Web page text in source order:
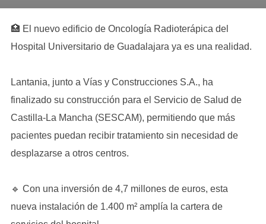
🏥 El nuevo edificio de Oncología Radioterápica del
Hospital Universitario de Guadalajara ya es una realidad.
Lantania, junto a Vías y Construcciones S.A., ha
finalizado su construcción para el Servicio de Salud de
Castilla-La Mancha (SESCAM), permitiendo que más
pacientes puedan recibir tratamiento sin necesidad de
desplazarse a otros centros.
🔹 Con una inversión de 4,7 millones de euros, esta
nueva instalación de 1.400 m² amplía la cartera de